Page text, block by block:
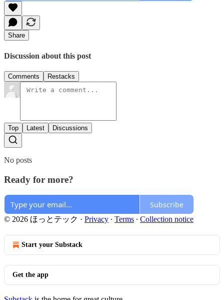
Share
Discussion about this post
Comments Restacks
Top Latest Discussions
No posts
Ready for more?
Subscribe
© 2026 ほっとテック · Privacy ∙ Terms ∙ Collection notice
Start your Substack
Get the app